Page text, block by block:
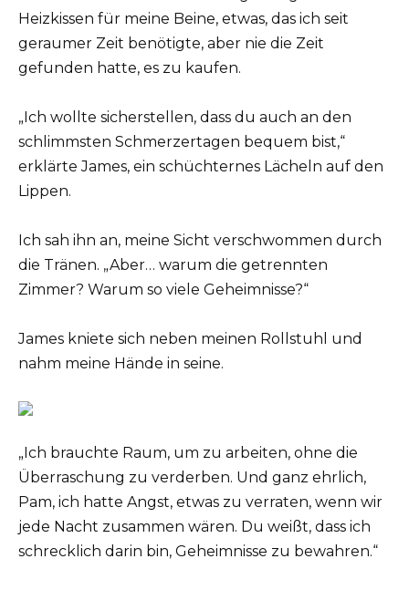
Heizkissen für meine Beine, etwas, das ich seit
geraumer Zeit benötigte, aber nie die Zeit
gefunden hatte, es zu kaufen.
„Ich wollte sicherstellen, dass du auch an den
schlimmsten Schmerzertagen bequem bist,“
erklärte James, ein schüchternes Lächeln auf den
Lippen.
Ich sah ihn an, meine Sicht verschwommen durch
die Tränen. „Aber… warum die getrennten
Zimmer? Warum so viele Geheimnisse?“
James kniete sich neben meinen Rollstuhl und
nahm meine Hände in seine.
„Ich brauchte Raum, um zu arbeiten, ohne die
Überraschung zu verderben. Und ganz ehrlich,
Pam, ich hatte Angst, etwas zu verraten, wenn wir
jede Nacht zusammen wären. Du weißt, dass ich
schrecklich darin bin, Geheimnisse zu bewahren.“